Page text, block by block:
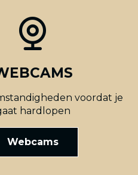
voordat je
hardlopen
Webcams